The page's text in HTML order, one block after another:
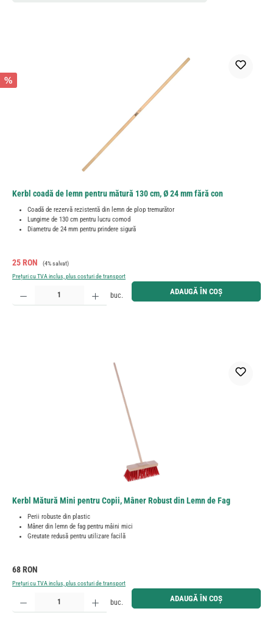
%
Kerbl coadă de lemn pentru mătură 130 cm, Ø 24 mm fără con
Coadă de rezervă rezistentă din lemn de plop tremurător
Lungime de 130 cm pentru lucru comod
Diametru de 24 mm pentru prindere sigură
Preț de vânzare:
25 RON Preț obișnuit:
(4% salvat)
Prețuri cu TVA inclus, plus costuri de transport
Cantitate produs: Introduceți cantitatea dorită sau utilizați butoanele pentru a mări sau micșora
buc. ADAUGĂ ÎN COȘ
Kerbl Mătură Mini pentru Copii, Mâner Robust din Lemn de Fag
Perii robuste din plastic
Mâner din lemn de fag pentru mâini mici
Greutate redusă pentru utilizare facilă
Preț obișnuit:
68 RON
Prețuri cu TVA inclus, plus costuri de transport
Cantitate produs: Introduceți cantitatea dorită sau utilizați butoanele pentru a mări sau micșora
buc. ADAUGĂ ÎN COȘ